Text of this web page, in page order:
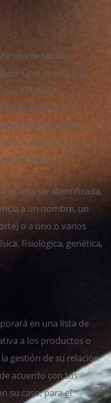
una de las vías
por email), los
KEDEKIDS
como de su
requeridas
datos ofrecidos por los
facilitados.
pueda ser identificada,
a un nombre, un
o a uno o varios
fisiológica, genética,
en una lista de
a los productos o
gestión de su relación
acuerdo con tus
su caso, para el